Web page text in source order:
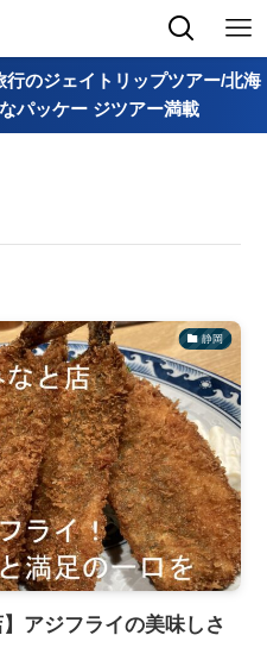
のジェイトリップツアー/北海
パッケー ジツアー満載
静岡
アジフライの美味しさ